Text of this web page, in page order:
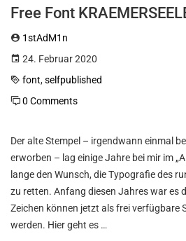
Free Font
1stAdM1n
24. Februar 2020
font, selfpublished
0 Comments
Der alte Stempel – irgendwann einmal
erworben – lag einige Jahre bei mir im
lange den Wunsch, die Typografie des
zu retten. Anfang diesen Jahres war es
Zeichen können jetzt als frei verfügbare
werden. Hier geht es …